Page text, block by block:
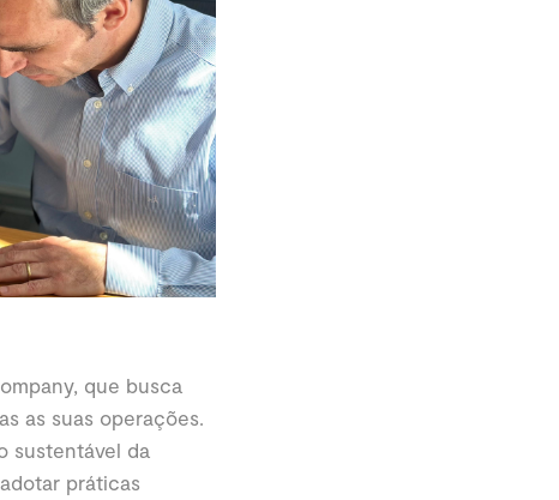
que busca
as suas operações.
sustentável da
práticas